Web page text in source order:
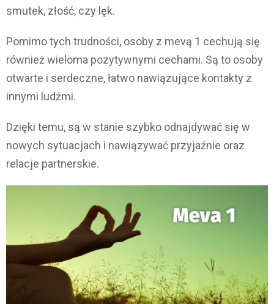
smutek, złość, czy lęk.
Pomimo tych trudności, osoby z mevą 1 cechują się
również wieloma pozytywnymi cechami. Są to osoby
otwarte i serdeczne, łatwo nawiązujące kontakty z
innymi ludźmi.
Dzięki temu, są w stanie szybko odnajdywać się w
nowych sytuacjach i nawiązywać przyjaźnie oraz
relacje partnerskie.